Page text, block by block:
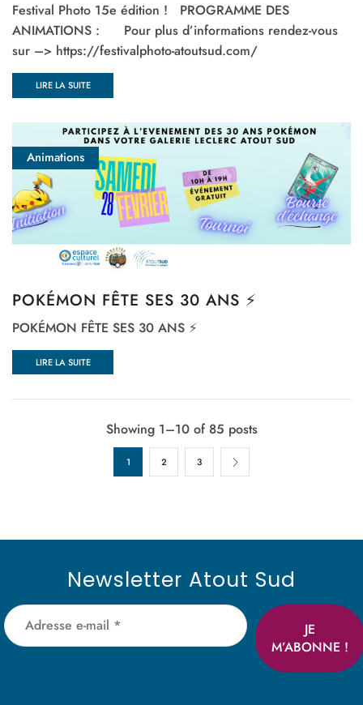
Festival Photo 15e édition ! PROGRAMME DES
ANIMATIONS : Pour plus d’informations rendez-vous
sur –> https://festivalphoto-atoutsud.com/
LIRE LA SUITE
Animations
POKÉMON FÊTE SES 30 ANS ⚡️
POKÉMON FÊTE SES 30 ANS ⚡️
LIRE LA SUITE
Showing 1–10 of 85 posts
1 2 3
Newsletter Atout Sud